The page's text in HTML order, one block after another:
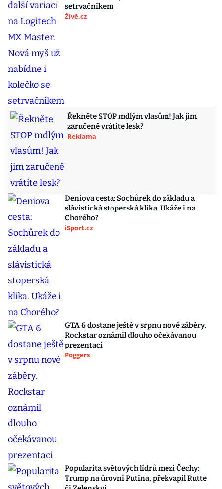
setrvačníkem
Živě.cz
Řekněte STOP mdlým vlasům! Jak jim
zaručeně vrátíte lesk?
Reklama
Deniova cesta: Sochůrek do základu a
slávistická stoperská klika. Ukáže i na
Chorého?
iSport.cz
GTA 6 dostane ještě v srpnu nové záběry.
Rockstar oznámil dlouho očekávanou
prezentaci
Poggers
Popularita světových lídrů mezi Čechy:
Trump na úrovni Putina, překvapil Rutte